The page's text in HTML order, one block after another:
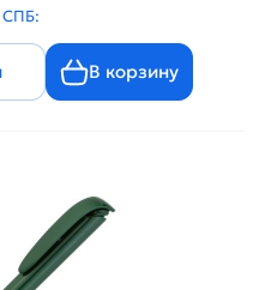
СПБ:
В корзину